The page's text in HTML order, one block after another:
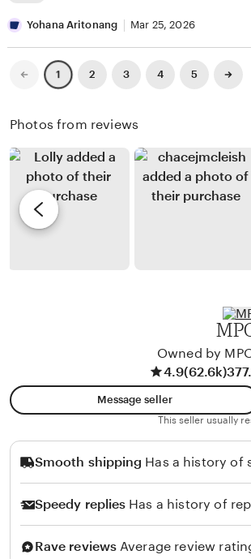
y
B
g
m
a
n
a
b
y
i
a
m
b
r
e
y
S
a
t
r
i
i
s
e
i
a
A
r
i
t
o
Yohana Aritonang Mar 25, 2026
Previous
page
1 2 3 4 5
Next
page
Photos from reviews
Owned by
4.9(62.6k)
Message seller
This seller usually
Smooth shipping Has a history of
Speedy replies Has a history of
Rave reviews Average review